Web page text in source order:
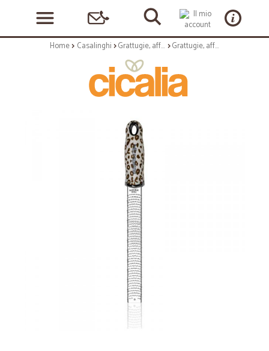
Home Casalinghi Grattugie, affettare, tritare, sbucciare Grattugie, affettare, tritare, sbucciare: Premium grattugia zester 53920 funky leopard